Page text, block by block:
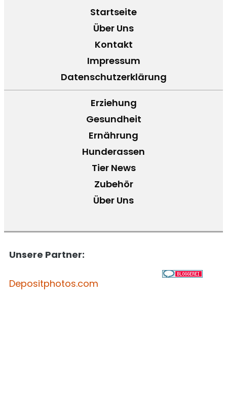
Startseite
Über Uns
Kontakt
Impressum
Datenschutzerklärung
Erziehung
Gesundheit
Ernährung
Hunderassen
Tier News
Zubehör
Über Uns
Unsere Partner:
Depositphotos.com